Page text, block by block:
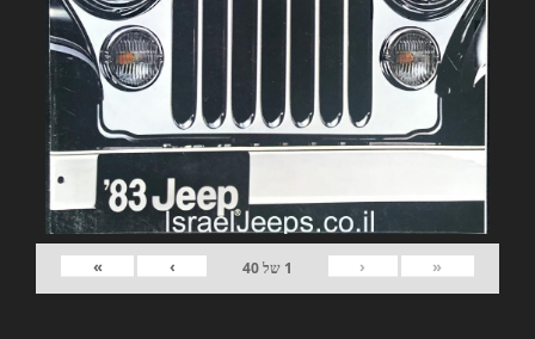
«
‹
1 של40
›
»